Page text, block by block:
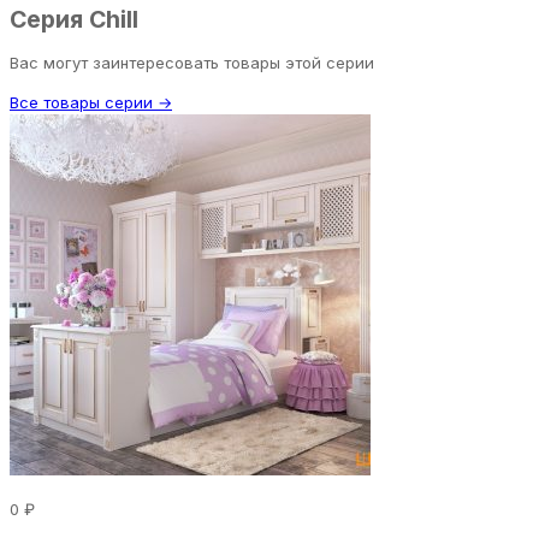
Серия Chill
Вас могут заинтересовать товары этой серии
Все товары серии →
0 ₽